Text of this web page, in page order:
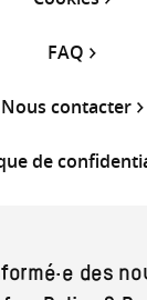
FAQ
Nous contacter
de
des